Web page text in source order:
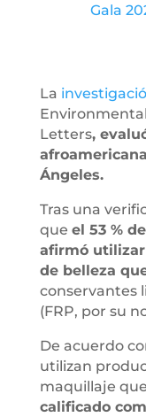
Gala
La
Letters,
Ángeles.
Tras una
que el 53 %
afirmó
de belleza
conservantes
(FRP, por su
De acuerdo
utilizan
maquillaje que
calificado